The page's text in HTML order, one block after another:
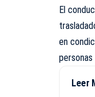
El
en
Leer